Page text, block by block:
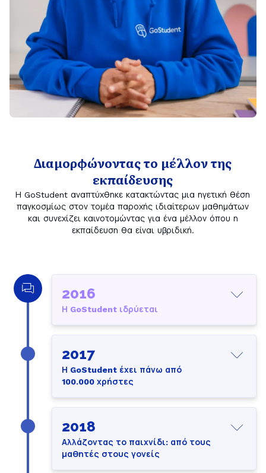
Διαμορφώνοντας το μέλλον της
εκπαίδευσης
Η GoStudent αναπτύχθηκε κατακτώντας μια ηγετική θέση
παγκοσμίως στον τομέα παροχής ιδιαίτερων μαθημάτων
και συνεχίζει καινοτομώντας για ένα μέλλον όπου η
εκπαίδευση θα είναι υβριδική.
2016
Η GoStudent ιδρύεται
2017
Η GoStudent έχει πάνω από
100.000 χρήστες
2018
Αλλάζοντας το παιχνίδι: από τους
μαθητές στους γονείς